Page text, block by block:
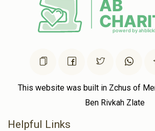
This website was built in Zchus of
Ben Rivkah Zlate
Helpful Links